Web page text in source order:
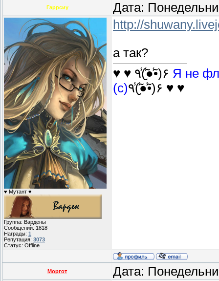
Гаррсиу Дата:
♥ Мутант ♥
Группа: Вардены
Сообщений: 1818
Награды: 1
Репутация: 3073
Статус: Offline
http://
а так?
♥ ♥ ٩(̾●̮̮̃̾•̃̾)۶ Я не
(с) ٩(̾●̮̮̃̾•̃̾)۶ ♥ ♥
Моргот Дата: